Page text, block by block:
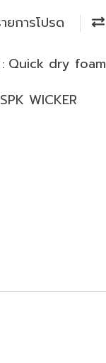
ยการโปรด
Quick dry foam
SPK WICKER